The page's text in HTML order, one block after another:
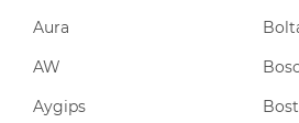
Aura
AW
Aygips